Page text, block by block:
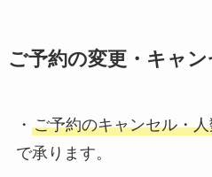
ご予約の変更・キャ
・ ご予約のキャンセル・
で承ります。